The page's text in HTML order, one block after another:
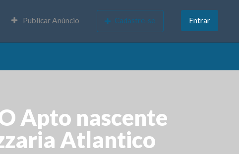
Publicar Anúncio Cadastre-se Entrar
Apto nascente
Atlantico